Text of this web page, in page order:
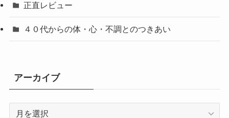
正直レビュー
４０代からの体・心・不調とのつきあい
アーカイブ